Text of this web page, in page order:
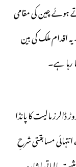
ہوئے چین کی مقامی
یہ اقدام ملک کی بین
رہا ہے۔
مالیت کا پانڈا
کاری تقریباً 2.5 فیصد کے انتہائی مسابقتی شرحِ